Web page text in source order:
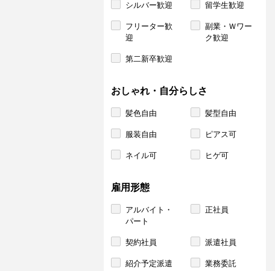
シルバー歓迎 留学生歓迎
フリーター歓
迎
副業・Ｗワー
ク歓迎
第二新卒歓迎
おしゃれ・自分らしさ
髪色自由 髪型自由
服装自由 ピアス可
ネイル可 ヒゲ可
雇用形態
アルバイト・
パート
正社員
契約社員 派遣社員
紹介予定派遣 業務委託